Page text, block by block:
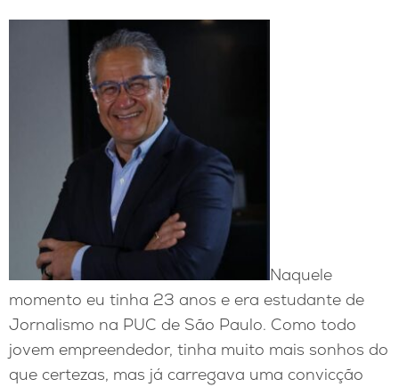
Naquele
momento eu tinha 23 anos e era estudante de
Jornalismo na PUC de São Paulo. Como todo
jovem empreendedor, tinha muito mais sonhos do
que certezas, mas já carregava uma convicção